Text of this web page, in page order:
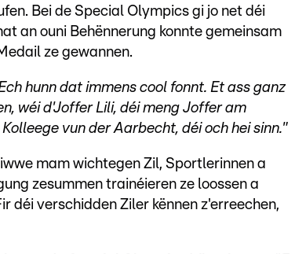
Bei de Special Olympics gi jo net déi
an ouni Behënnerung konnte gemeinsam
ze gewannen.
hunn dat immens cool fonnt. Et ass ganz
wéi d'Joffer Lili, déi meng Joffer am
vun der Aarbecht, déi och hei sinn."
mam wichtegen Zil, Sportlerinnen a
zesummen trainéieren ze loossen a
déi verschidden Ziler kënnen z'erreechen,